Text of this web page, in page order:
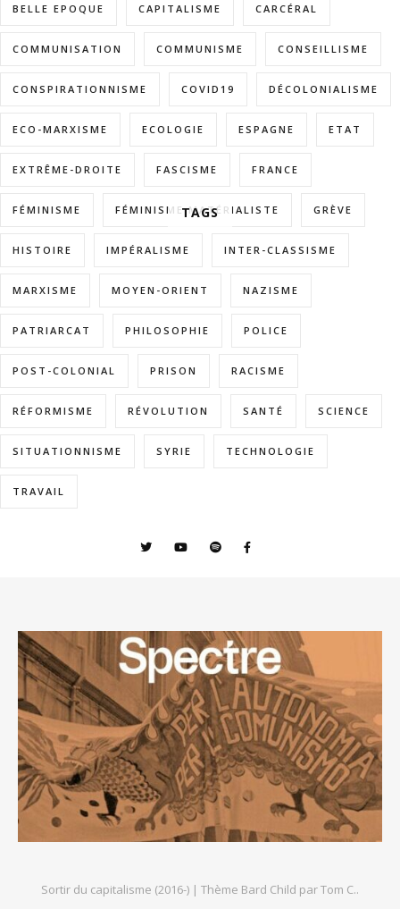
TAGS
BELLE EPOQUE CAPITALISME CARCÉRAL
COMMUNISATION COMMUNISME CONSEILLISME
CONSPIRATIONNISME COVID19 DÉCOLONIALISME
ECO-MARXISME ECOLOGIE ESPAGNE ETAT
EXTRÊME-DROITE FASCISME FRANCE
FÉMINISME FÉMINISME MATÉRIALISTE GRÈVE
HISTOIRE IMPÉRALISME INTER-CLASSISME
MARXISME MOYEN-ORIENT NAZISME
PATRIARCAT PHILOSOPHIE POLICE
POST-COLONIAL PRISON RACISME
RÉFORMISME RÉVOLUTION SANTÉ SCIENCE
SITUATIONNISME SYRIE TECHNOLOGIE
TRAVAIL
Sortir du capitalisme (2016-) | Thème Bard Child parTom C..